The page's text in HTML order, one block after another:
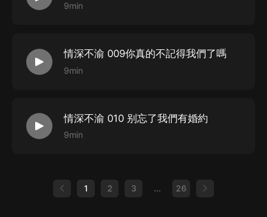
9min
情深不渝 009你真的不記得我們了嗎
9min
情深不渝 010 别忘了我們有婚約
9min
1 2 3 ... 26